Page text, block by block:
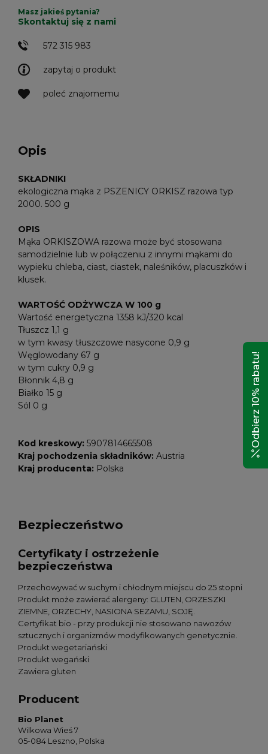
zapytaj o produkt
poleć znajomemu
Masz jakieś pytania?
Skontaktuj się z nami
572 315 983
Opis
SKŁADNIKI
ekologiczna mąka z PSZENICY ORKISZ razowa typ
2000. 500 g
OPIS
Mąka ORKISZOWA razowa może być stosowana
samodzielnie lub w połączeniu z innymi mąkami do
wypieku chleba, ciast, ciastek, naleśników, placuszków i
klusek.
WARTOŚĆ ODŻYWCZA W 100 g
Wartość energetyczna 1358 kJ/320 kcal
Tłuszcz 1,1 g
w tym kwasy tłuszczowe nasycone 0,9 g
Węglowodany 67 g
w tym cukry 0,9 g
Błonnik 4,8 g
Białko 15 g
Sól 0 g
Kod kreskowy: 5907814665508
Kraj pochodzenia składników: Austria
Kraj producenta: Polska
Bezpieczeństwo
Certyfikaty i ostrzeżenie
bezpieczeństwa
Przechowywać w suchym i chłodnym miejscu do 25 stopni
Produkt może zawierać alergeny: GLUTEN, ORZESZKI
ZIEMNE, ORZECHY, NASIONA SEZAMU, SOJĘ.
Certyfikat bio - przy produkcji nie stosowano nawozów
sztucznych i organizmów modyfikowanych genetycznie.
Produkt wegetariański
Produkt wegański
Zawiera gluten
Producent
Bio Planet
Wilkowa Wieś 7
05-084 Leszno, Polska
Odbierz 10% rabatu!